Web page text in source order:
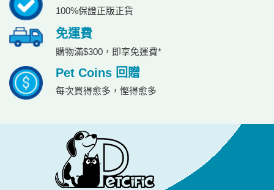
100%保證正版正貨
免運費
購物滿$300，即享免運費*
Pet Coins 回贈
每次買得愈多，慳得愈多